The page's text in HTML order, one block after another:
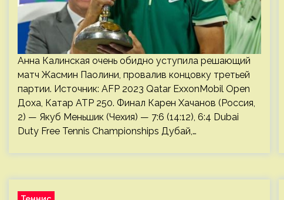
Анна Калинская очень обидно уступила решающий
матч Жасмин Паолини, провалив концовку третьей
партии. Источник: AFP 2023 Qatar ExxonMobil Open
Доха, Катар ATP 250. Финал Карен Хачанов (Россия,
2) — Якуб Меньшик (Чехия) — 7:6 (14:12), 6:4 Dubai
Duty Free Tennis Championships Дубай,…